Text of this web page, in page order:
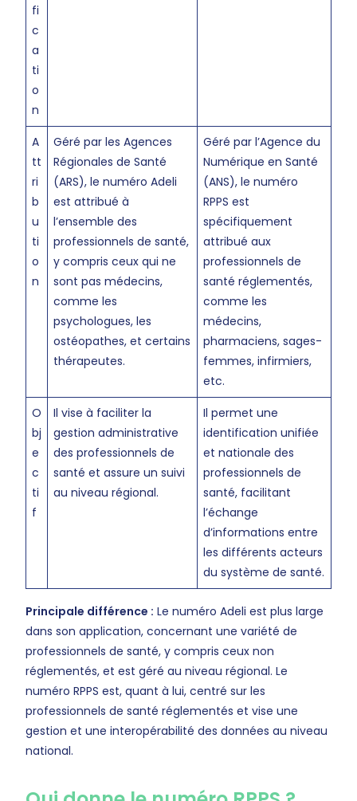
fi
c
a
ti
o
n
A
tt
ri
b
u
ti
o
n
Géré par les Agences
Régionales de Santé
(ARS), le numéro Adeli
est attribué à
l’ensemble des
professionnels de santé,
y compris ceux qui ne
sont pas médecins,
comme les
psychologues, les
ostéopathes, et certains
thérapeutes.
Géré par l’Agence du
Numérique en Santé
(ANS), le numéro
RPPS est
spécifiquement
attribué aux
professionnels de
santé réglementés,
comme les
médecins,
pharmaciens, sages-
femmes, infirmiers,
etc.
O
bj
e
c
ti
f
Il vise à faciliter la
gestion administrative
des professionnels de
santé et assure un suivi
au niveau régional.
Il permet une
identification unifiée
et nationale des
professionnels de
santé, facilitant
l’échange
d’informations entre
les différents acteurs
du système de santé.
Principale différence : Le numéro Adeli est plus large
dans son application, concernant une variété de
professionnels de santé, y compris ceux non
réglementés, et est géré au niveau régional. Le
numéro RPPS est, quant à lui, centré sur les
professionnels de santé réglementés et vise une
gestion et une interopérabilité des données au niveau
national.